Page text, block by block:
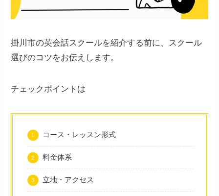
掛川市の英会話スクールを紹介する前に、スクール
選びのコツをお伝えします。
チェックポイントは
コース・レッスン形式
料金体系
立地・アクセス